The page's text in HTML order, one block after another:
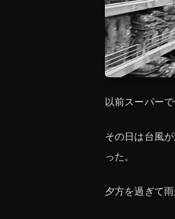
以前スーパー
その日は台風
った。
夕方を過ぎて